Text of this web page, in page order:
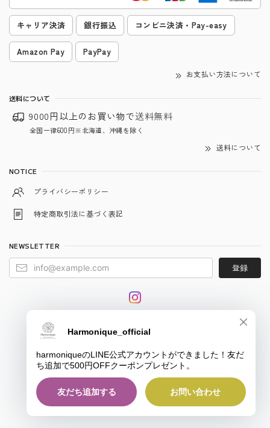
キャリア決済 銀行振込 コンビニ決済・Pay-easy
Amazon Pay PayPay
お支払い方法について
送料について
9000円以上のお買い物で送料無料
全国一律600円※北海道、沖縄を除く
送料について
NOTICE
プライバシーポリシー
特定商取引法に基づく表記
NEWSLETTER
登録
© harmonique